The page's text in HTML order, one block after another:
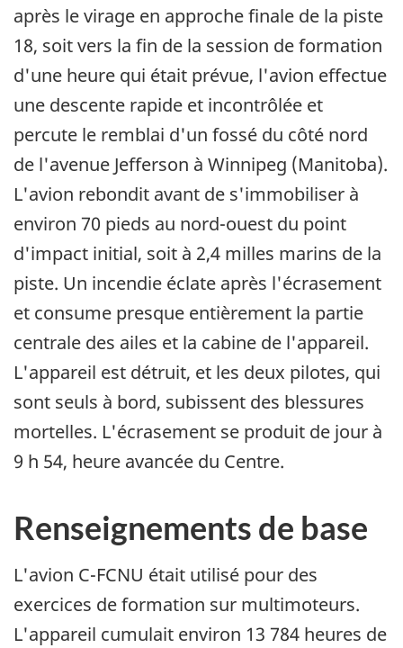
après le virage en approche finale de la piste
18, soit vers la fin de la session de formation
d'une heure qui était prévue, l'avion effectue
une descente rapide et incontrôlée et
percute le remblai d'un fossé du côté nord
de l'avenue Jefferson à Winnipeg (Manitoba).
L'avion rebondit avant de s'immobiliser à
environ 70 pieds au nord-ouest du point
d'impact initial, soit à 2,4 milles marins de la
piste. Un incendie éclate après l'écrasement
et consume presque entièrement la partie
centrale des ailes et la cabine de l'appareil.
L'appareil est détruit, et les deux pilotes, qui
sont seuls à bord, subissent des blessures
mortelles. L'écrasement se produit de jour à
9 h 54, heure avancée du Centre.
Renseignements de base
L'avion C-FCNU était utilisé pour des
exercices de formation sur multimoteurs.
L'appareil cumulait environ 13 784 heures de